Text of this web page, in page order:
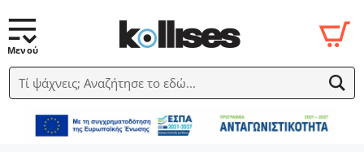
Τί ψάχνεις; Αναζήτησε το εδώ...